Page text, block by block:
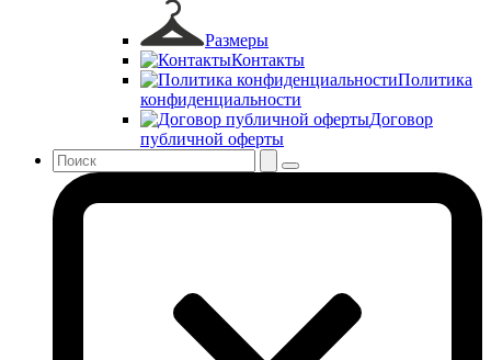
Размеры
Контакты
Политика
конфиденциальности
Договор
публичной оферты